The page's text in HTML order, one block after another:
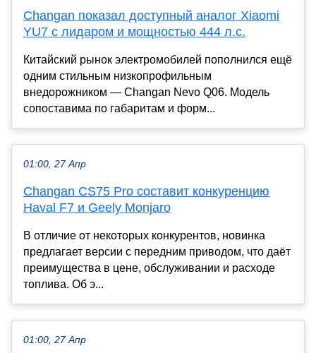
Changan показал доступный аналог Xiaomi
YU7 с лидаром и мощностью 444 л.с.
Китайский рынок электромобилей пополнился ещё
одним стильным низкопрофильным
внедорожником — Changan Nevo Q06. Модель
сопоставима по габаритам и форм...
01:00, 27 Апр
Changan CS75 Pro составит конкуренцию
Haval F7 и Geely Monjaro
В отличие от некоторых конкурентов, новинка
предлагает версии с передним приводом, что даёт
преимущества в цене, обслуживании и расходе
топлива. Об э...
01:00, 27 Апр